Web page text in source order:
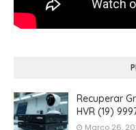
Recuperar
HVR (19)
Março 26,